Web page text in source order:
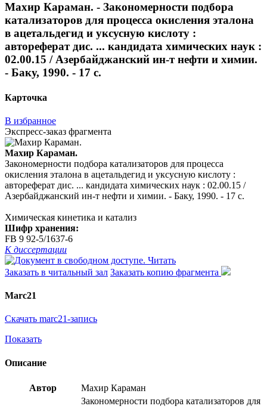
Махир Караман. - Закономерности подбора
катализаторов для процесса окисления эталона
в ацетальдегид и уксусную кислоту :
автореферат дис. ... кандидата химических наук :
02.00.15 / Азербайджанский ин-т нефти и химии.
- Баку, 1990. - 17 с.
Карточка
В избранное
Экспресс-заказ фрагмента
Махир Караман.
Закономерности подбора катализаторов для процесса
окисления эталона в ацетальдегид и уксусную кислоту :
автореферат дис. ... кандидата химических наук : 02.00.15 /
Азербайджанский ин-т нефти и химии. - Баку, 1990. - 17 с.
Химическая кинетика и катализ
Шифр хранения:
FB 9 92-5/1637-6
К диссертации
Читать
Заказать в читальный зал Заказать копию фрагмента
Marc21
Скачать marc21-запись
Показать
Описание
Автор Махир Караман
Закономерности подбора катализаторов для